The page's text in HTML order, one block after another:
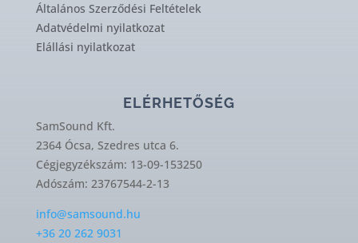
Általános Szerződési Feltételek
Adatvédelmi nyilatkozat
Elállási nyilatkozat
ELÉRHETŐSÉG
SamSound Kft.
2364 Ócsa, Szedres utca 6.
Cégjegyzékszám: 13-09-153250
Adószám: 23767544-2-13
info@samsound.hu
+36 20 262 9031